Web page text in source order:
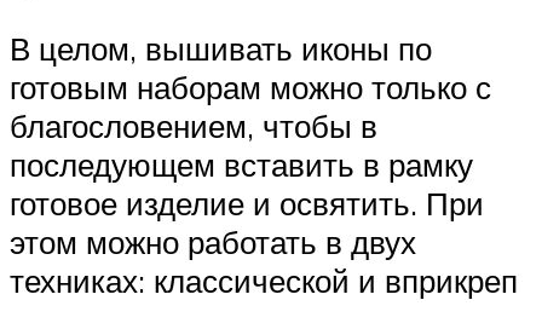
В целом, вышивать иконы по
готовым наборам можно только с
благословением, чтобы в
последующем вставить в рамку
готовое изделие и освятить. При
этом можно работать в двух
техниках: классической и вприкреп